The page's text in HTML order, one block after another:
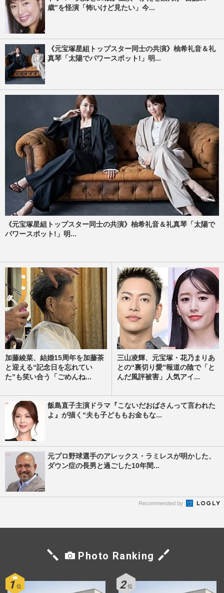
歳”を怪演「怖いけど見たい」今...
《元宝塚星組トップスター同士の共演》柚希礼音＆礼
真琴「太陽でパワースポット!」明...
《元宝塚星組トップスター同士の共演》柚希礼音＆礼真琴「太陽で
パワースポット!」明...
加藤綾菜、結婚15周年を加藤茶
と迎える“記念日を忘れてい
た”も笑い合う「ごめんね...
三山凌輝、元宝塚・花乃まりあ
との“裏切り愛”報道の陰で「と
んだ風評被害」人気アイ...
飯島直子主演ドラマ『こないだおばさんって言われた
よ』が描く“夫も子どももお金もな...
元プロ野球選手のアレックス・ラミレスが明かした、
ダウン症の長男と過ごした10年間...
Recommended by
Photo Ranking